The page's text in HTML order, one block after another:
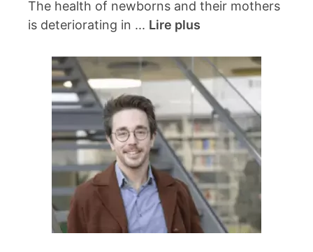
The health of newborns and their mothers
is deteriorating in ... Lire plus